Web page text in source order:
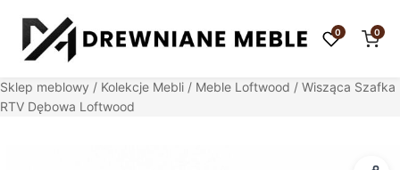
0 0
Sklep meblowy / Kolekcje Mebli / Meble Loftwood / Wisząca Szafka
RTV Dębowa Loftwood